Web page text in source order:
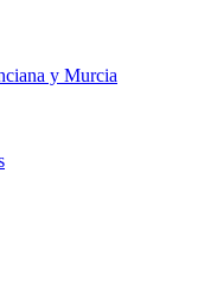
y Murcia